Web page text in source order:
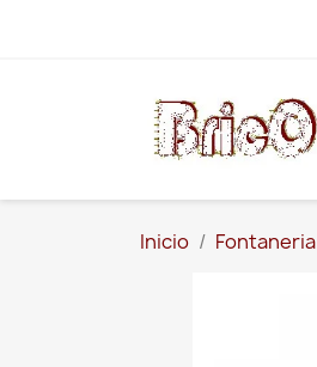
Inicio Fontaneria